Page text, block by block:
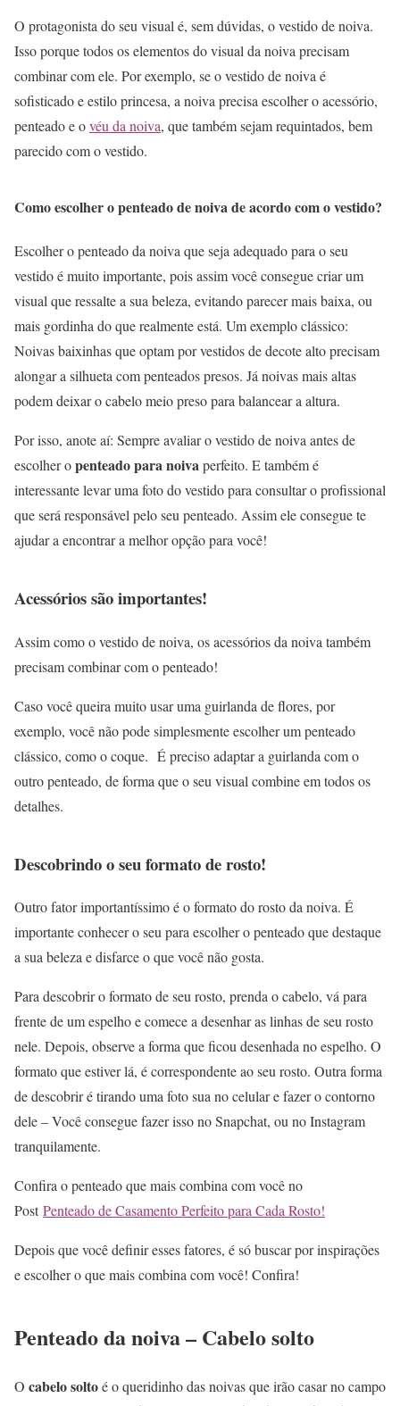
O protagonista do seu visual é, sem dúvidas, o vestido de noiva.
Isso porque todos os elementos do visual da noiva precisam
combinar com ele. Por exemplo, se o vestido de noiva é
sofisticado e estilo princesa, a noiva precisa escolher o acessório,
penteado e ovéu da noiva, que também sejam requintados, bem
parecido com o vestido.
Como escolher o penteado de noiva de acordo com o vestido?
Escolher o penteado da noiva que seja adequado para o seu
vestido é muito importante, pois assim você consegue criar um
visual que ressalte a sua beleza, evitando parecer mais baixa, ou
mais gordinha do que realmente está. Um exemplo clássico:
Noivas baixinhas que optam por vestidos de decote alto precisam
alongar a silhueta com penteados presos. Já noivas mais altas
podem deixar o cabelo meio preso para balancear a altura.
Por isso, anote aí: Sempre avaliar o vestido de noiva antes de
escolher openteado para noivaperfeito. E também é
interessante levar uma foto do vestido para consultar o profissional
que será responsável pelo seu penteado. Assim ele consegue te
ajudar a encontrar a melhor opção para você!
Acessórios são importantes!
Assim como o vestido de noiva, os acessórios da noiva também
precisam combinar com o penteado!
Caso você queira muito usar uma guirlanda de flores, por
exemplo, você não pode simplesmente escolher um penteado
clássico, como o coque. É preciso adaptar a guirlanda com o
outro penteado, de forma que o seu visual combine em todos os
detalhes.
Descobrindo o seu formato de rosto!
Outro fator importantíssimo é o formato do rosto da noiva. É
importante conhecer o seu para escolher o penteado que destaque
a sua beleza e disfarce o que você não gosta.
Para descobrir o formato de seu rosto, prenda o cabelo, vá para
frente de um espelho e comece a desenhar as linhas de seu rosto
nele. Depois, observe a forma que ficou desenhada no espelho. O
formato que estiver lá, é correspondente ao seu rosto. Outra forma
de descobrir é tirando uma foto sua no celular e fazer o contorno
dele – Você consegue fazer isso no Snapchat, ou no Instagram
tranquilamente.
Confira o penteado que mais combina com você no
PostPenteado de Casamento Perfeito para Cada Rosto!
Depois que você definir esses fatores, é só buscar por inspirações
e escolher o que mais combina com você! Confira!
Penteado da noiva – Cabelo solto
O cabelo soltoé o queridinho das noivas que irão casar no campo